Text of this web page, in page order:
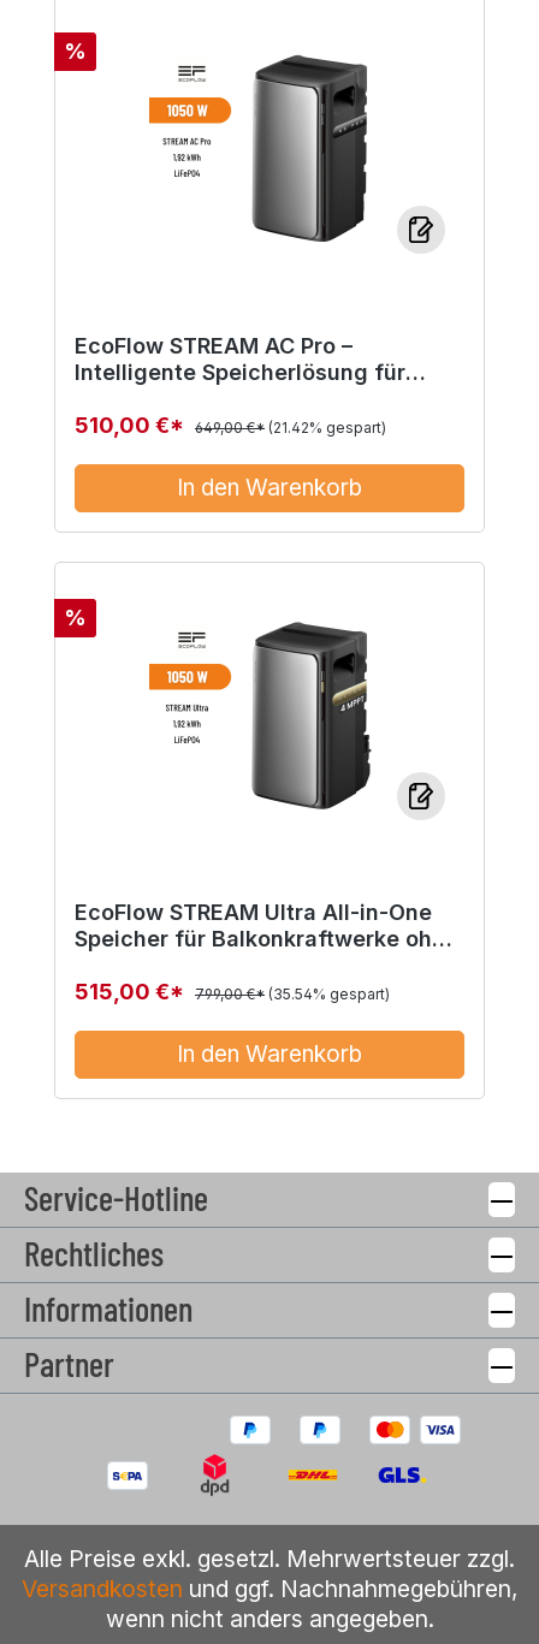
Rabatt
%
EcoFlow STREAM AC Pro –
Intelligente Speicherlösung für
510,00 €*
649,00 €* (21.42% gespart)
In den Warenkorb
Rabatt
%
EcoFlow STREAM Ultra All-in-One
Speicher für Balkonkraftwerke ohne
515,00 €*
799,00 €* (35.54% gespart)
In den Warenkorb
Service-Hotline
Rechtliches
Informationen
Partner
Alle Preise exkl. gesetzl. Mehrwertsteuer zzgl.
Versandkosten und ggf. Nachnahmegebühren,
wenn nicht anders angegeben.